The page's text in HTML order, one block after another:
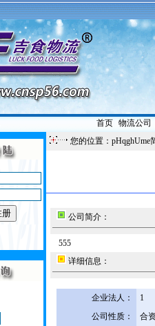
首页| 物流公司
您的位置：pHqghUme
公司简介：
555
详细信息：
企业法人：
1
公司性质：
合